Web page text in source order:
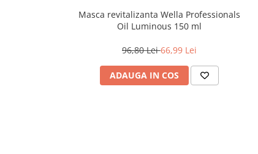
Masca revitalizanta Wella Professionals
Oil Luminous 150 ml
96,80 Lei66,99 Lei
ADAUGA IN COS